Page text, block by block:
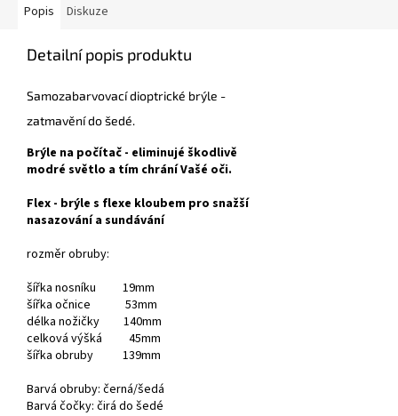
Popis Diskuze
Detailní popis produktu
Samozabarvovací dioptrické brýle -
zatmavění do šedé.
Brýle na počítač - eliminujé škodlivě
modré světlo a tím chrání Vašé oči.
Flex - brýle s flexe kloubem pro snažší
nasazování a sundávání
rozměr obruby:
šířka nosníku 19mm
šířka očnice 53mm
délka nožičky 140mm
celková výšká 45mm
šířka obruby 139mm
Barvá obruby: černá/šedá
Barvá čočky: čirá do šedé